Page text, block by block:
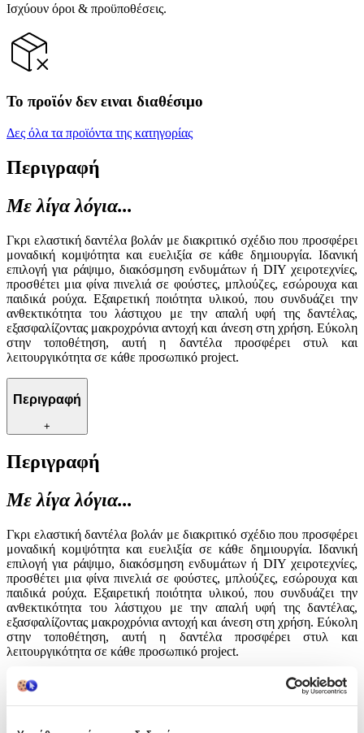
Ισχύουν όροι & προϋποθέσεις.
Το προϊόν δεν ειναι διαθέσιμο
Δες όλα τα προϊόντα της κατηγορίας
Περιγραφή
Με λίγα λόγια...
Γκρι ελαστική δαντέλα βολάν με διακριτικό σχέδιο που προσφέρει
μοναδική κομψότητα και ευελιξία σε κάθε δημιουργία. Ιδανική
επιλογή για ράψιμο, διακόσμηση ενδυμάτων ή DIY χειροτεχνίες,
προσθέτει μια φίνα πινελιά σε φούστες, μπλούζες, εσώρουχα και
παιδικά ρούχα. Εξαιρετική ποιότητα υλικού, που συνδυάζει την
ανθεκτικότητα του λάστιχου με την απαλή υφή της δαντέλας,
εξασφαλίζοντας μακροχρόνια αντοχή και άνεση στη χρήση. Εύκολη
στην τοποθέτηση, αυτή η δαντέλα προσφέρει στυλ και
λειτουργικότητα σε κάθε προσωπικό project.
Περιγραφή
+
Περιγραφή
Με λίγα λόγια...
Γκρι ελαστική δαντέλα βολάν με διακριτικό σχέδιο που προσφέρει
μοναδική κομψότητα και ευελιξία σε κάθε δημιουργία. Ιδανική
επιλογή για ράψιμο, διακόσμηση ενδυμάτων ή DIY χειροτεχνίες,
προσθέτει μια φίνα πινελιά σε φούστες, μπλούζες, εσώρουχα και
παιδικά ρούχα. Εξαιρετική ποιότητα υλικού, που συνδυάζει την
ανθεκτικότητα του λάστιχου με την απαλή υφή της δαντέλας,
εξασφαλίζοντας μακροχρόνια αντοχή και άνεση στη χρήση. Εύκολη
στην τοποθέτηση, αυτή η δαντέλα προσφέρει στυλ και
λειτουργικότητα σε κάθε προσωπικό project.
Χαρακτηριστικά